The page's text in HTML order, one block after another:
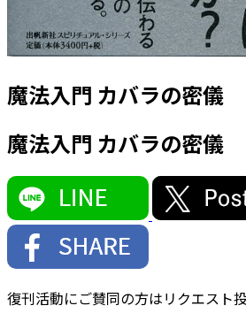
魔法入門 カバラの密儀
魔法入門 カバラの密儀
復刊活動にご賛同の方はリクエスト